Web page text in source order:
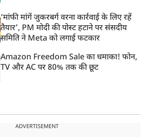
‘मांफी मांगें जुकरबर्ग वरना कार्रवाई के लिए रहें
तैयार’, PM मोदी की पोस्ट हटाने पर संसदीय
समिति ने Meta को लगाई फटकार
Amazon Freedom Sale का धमाका! फोन,
TV और AC पर 80% तक की छूट
ADVERTISEMENT